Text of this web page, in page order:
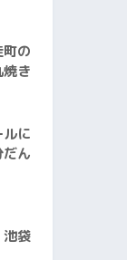
の
き
に
ん
袋